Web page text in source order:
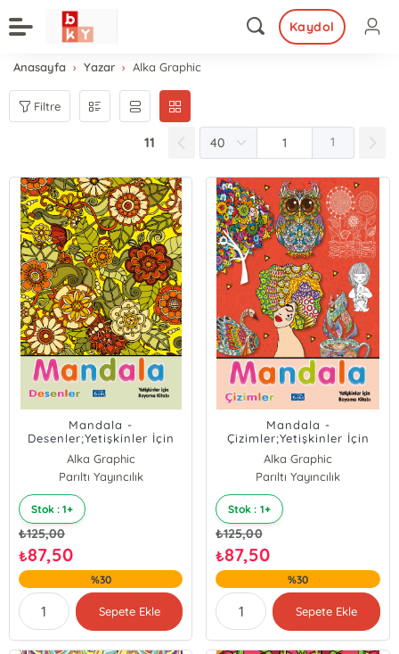
Kaydol
Anasayfa Yazar Alka Graphic
Filtre
11 1
Mandala -
Desenler;Yetişkinler İçin
Boyama Kitabı
Alka Graphic
Parıltı Yayıncılık
Stok : 1+
₺125,00
₺87,50
%30
Sepete Ekle
Mandala -
Çizimler;Yetişkinler İçin
Boyama Kitabı
Alka Graphic
Parıltı Yayıncılık
Stok : 1+
₺125,00
₺87,50
%30
Sepete Ekle